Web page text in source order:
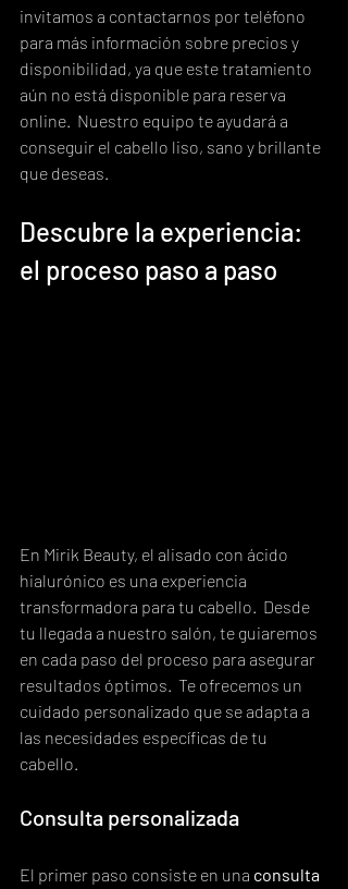
invitamos a contactarnos por teléfono
para más información sobre precios y
disponibilidad, ya que este tratamiento
aún no está disponible para reserva
online.  Nuestro equipo te ayudará a
conseguir el cabello liso, sano y brillante
que deseas.
Descubre la experiencia:
el proceso paso a paso
En Mirik Beauty, el alisado con ácido
hialurónico es una experiencia
transformadora para tu cabello.  Desde
tu llegada a nuestro salón, te guiaremos
en cada paso del proceso para asegurar
resultados óptimos.  Te ofrecemos un
cuidado personalizado que se adapta a
las necesidades específicas de tu
cabello.
Consulta personalizada
El primer paso consiste en una consulta